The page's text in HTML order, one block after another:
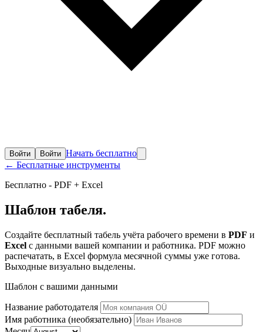
Войти Войти Начать бесплатно
← Бесплатные инструменты
Бесплатно - PDF + Excel
Шаблон табеля.
Создайте бесплатный табель учёта рабочего времени в PDF и
Excel с данными вашей компании и работника. PDF можно
распечатать, в Excel формула месячной суммы уже готова.
Выходные визуально выделены.
Шаблон с вашими данными
Название работодателя
Имя работника (необязательно)